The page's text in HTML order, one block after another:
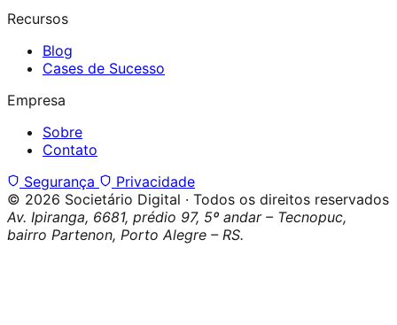
Recursos
Blog
Cases de Sucesso
Empresa
Sobre
Contato
Segurança
Privacidade
© 2026 Societário Digital · Todos os direitos reservados
Av. Ipiranga, 6681, prédio 97, 5º andar – Tecnopuc,
bairro Partenon, Porto Alegre – RS.